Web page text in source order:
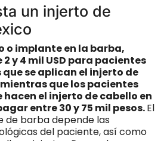
un injerto de
o implante en la barba,
y 4 mil USD para pacientes
se aplican el injerto de
que los pacientes
hacen el injerto de cabello en
entre 30 y 75 mil pesos.El
de barba depende las
del paciente, así como